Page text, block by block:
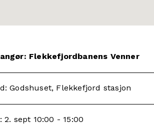
Flekkefjordbanens Venner
Godshuset, Flekkefjord stasjon
2. sept 10:00 - 15:00